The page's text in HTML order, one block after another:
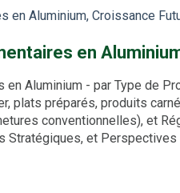
en Aluminium, Croissance
en
Aluminium - par Type de
plats préparés, produits
conventionnelles), et
Stratégiques, et